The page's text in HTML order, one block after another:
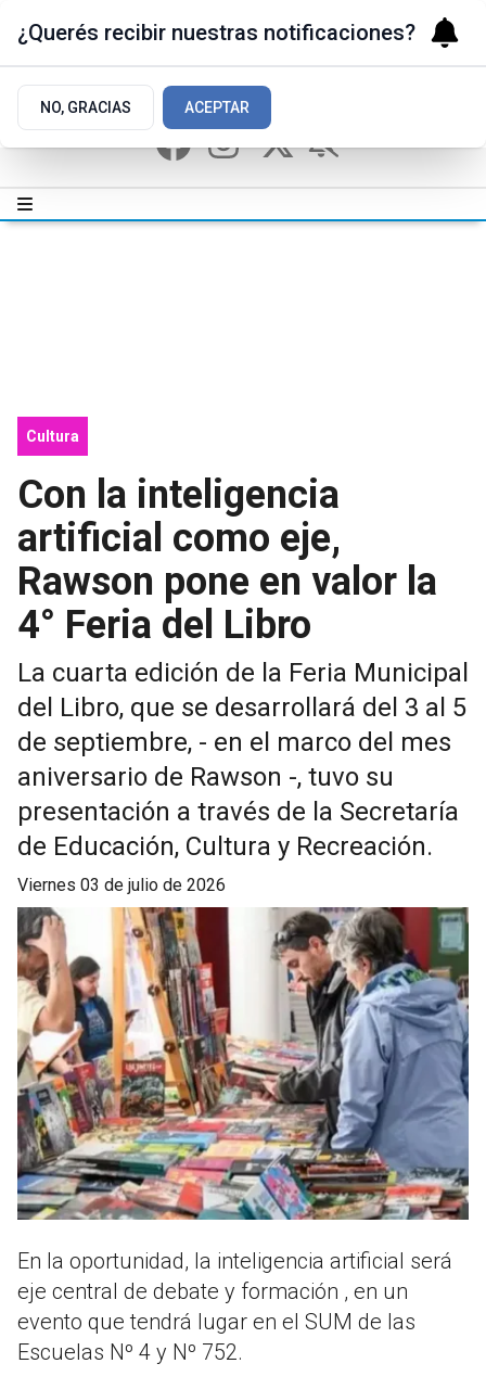
Cultura
Con la inteligencia
artificial como eje,
Rawson pone en valor la
4° Feria del Libro
La cuarta edición de la Feria Municipal
del Libro, que se desarrollará del 3 al 5
de septiembre, - en el marco del mes
aniversario de Rawson -, tuvo su
presentación a través de la Secretaría
de Educación, Cultura y Recreación.
viernes 03 de julio de 2026
En la oportunidad, la inteligencia artificial será
eje central de debate y formación , en un
evento que tendrá lugar en el SUM de las
Escuelas Nº 4 y Nº 752.
¿Querés recibir nuestras notificaciones?
NO, GRACIAS ACEPTAR